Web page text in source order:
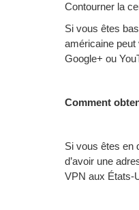
Contourner la
Si vous êtes
américaine peut
Google+ ou
Comment
Si vous êtes en
d’avoir une
VPN aux États-